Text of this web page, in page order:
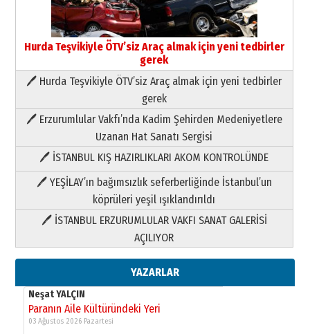
Hurda Teşvikiyle ÖTV’siz Araç almak için yeni tedbirler
gerek
🖊 Hurda Teşvikiyle ÖTV’siz Araç almak için yeni tedbirler
gerek
🖊 Erzurumlular Vakfı’nda Kadim Şehirden Medeniyetlere
Uzanan Hat Sanatı Sergisi
🖊 İSTANBUL KIŞ HAZIRLIKLARI AKOM KONTROLÜNDE
🖊 YEŞİLAY’ın bağımsızlık seferberliğinde İstanbul’un
köprüleri yeşil ışıklandırıldı
🖊 İSTANBUL ERZURUMLULAR VAKFI SANAT GALERİSİ
AÇILIYOR
YAZARLAR
Paranın Aile Kültüründeki Yeri
03 Ağustos 2026 Pazartesi
Yıldırım Gündoğdu
HAVVA’NIN ÜÇ KIZI
09 Temmuz 2026 Perşembe
Yusuf POLAT
Şampiyonluk Sebahattin Şirin’e
11 Mayıs 2026 Pazartesi
Neşat YALÇIN
Paranın Aile Kültüründeki Yeri
03 Ağustos 2026 Pazartesi